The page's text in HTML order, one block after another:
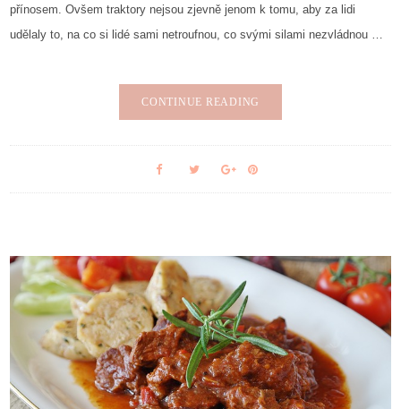
přínosem. Ovšem traktory nejsou zjevně jenom k tomu, aby za lidi
udělaly to, na co si lidé sami netroufnou, co svými silami nezvládnou …
CONTINUE READING